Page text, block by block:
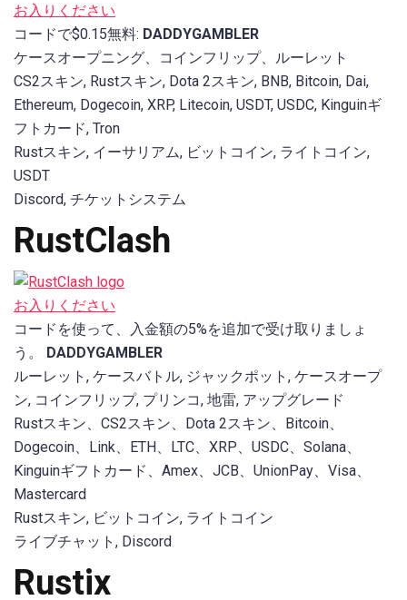
お入りください
コードで$0.15無料: DADDYGAMBLER
ケースオープニング、コインフリップ、ルーレット
CS2スキン, Rustスキン, Dota 2スキン, BNB, Bitcoin, Dai,
Ethereum, Dogecoin, XRP, Litecoin, USDT, USDC, Kinguinギ
フトカード, Tron
Rustスキン, イーサリアム, ビットコイン, ライトコイン,
USDT
Discord, チケットシステム
RustClash
お入りください
コードを使って、入金額の5%を追加で受け取りましょ
う。 DADDYGAMBLER
ルーレット, ケースバトル, ジャックポット, ケースオープ
ン, コインフリップ, プリンコ, 地雷, アップグレード
Rustスキン、CS2スキン、Dota 2スキン、Bitcoin、
Dogecoin、Link、ETH、LTC、XRP、USDC、Solana、
Kinguinギフトカード、Amex、JCB、UnionPay、Visa、
Mastercard
Rustスキン, ビットコイン, ライトコイン
ライブチャット, Discord
Rustix